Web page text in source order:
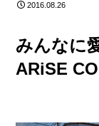
2016.08.26
みんなに
ARiSE